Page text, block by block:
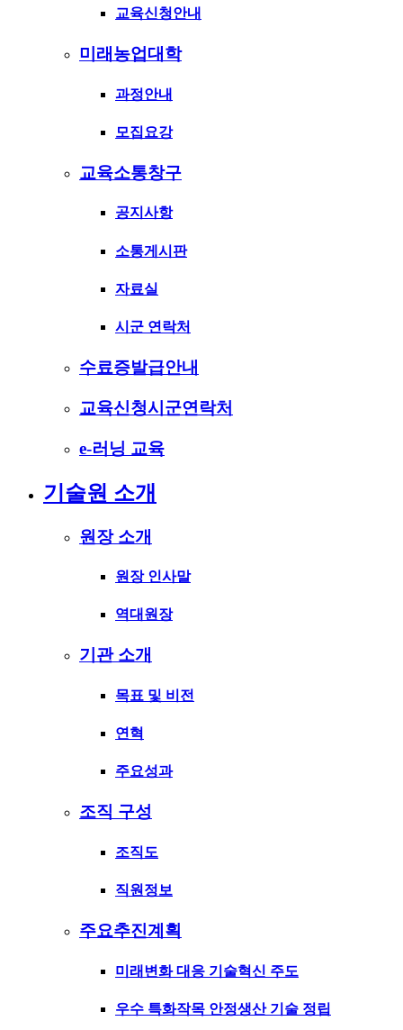
교육신청안내
미래농업대학
과정안내
모집요강
교육소통창구
공지사항
소통게시판
자료실
시군 연락처
수료증발급안내
교육신청시군연락처
e-러닝 교육
기술원 소개
원장 소개
원장 인사말
역대원장
기관 소개
목표 및 비전
연혁
주요성과
조직 구성
조직도
직원정보
주요추진계획
미래변화 대응 기술혁신 주도
우수 특화작목 안정생산 기술 정립